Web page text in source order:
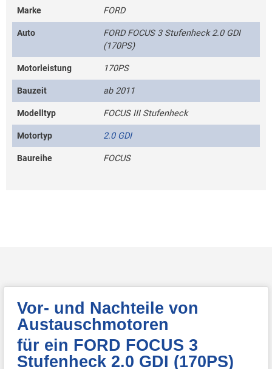
Marke FORD
Auto
FORD FOCUS 3 Stufenheck 2.0 GDI
(170PS)
Motorleistung 170PS
Bauzeit ab 2011
Modelltyp FOCUS III Stufenheck
Motortyp 2.0 GDI
Baureihe FOCUS
Vor- und Nachteile von
Austauschmotoren
für ein FORD FOCUS 3
Stufenheck 2.0 GDI (170PS)